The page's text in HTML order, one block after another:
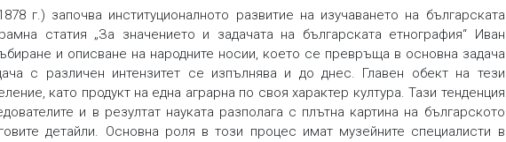
г.) започва институционалното развитие на изучаването на българската
статия „За значението и задачата на българската етнография“ Иван
и описване на народните носии, което се превръща в основна задача
с различен интензитет се изпълнява и до днес. Главен обект на тези
като продукт на една аграрна по своя характер култура. Тази тенденция
и в резултат науката разполага с плътна картина на българското
детайли. Основна роля в този процес имат музейните специалисти в